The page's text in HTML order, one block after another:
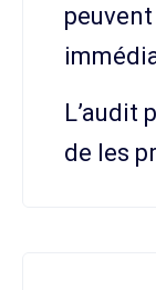
L’audit
de les